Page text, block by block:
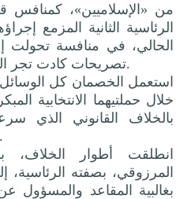
من «الإسلاميين»،
الرئاسية الثانية المزمع
الحالي، في منافسة
تصريحات كادت تجر البلاد إلى أزمة عنف داخلية.
استعمل الخصمان كل
خلال حملتيهما الانتخابية
بالخلاف القانوني الذي
سياسية واحتقان مجتمعي.
انطلقت أطوار الخلاف،
المرزوقي، بصفته الرئاسية،
بغالبية المقاعد والمسؤول